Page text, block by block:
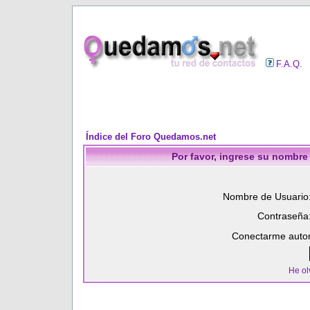
F.A.Q.
Índice del Foro Quedamos.net
Por favor, ingrese su
Nombre de
Conectarme
He